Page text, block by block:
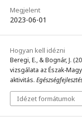
Megjelent
2023-06-01
Hogyan kell idézni
Beregi, E., & Bognár, J.
vizsgálata az Észak-
aktivitás.
Idézet formátumok